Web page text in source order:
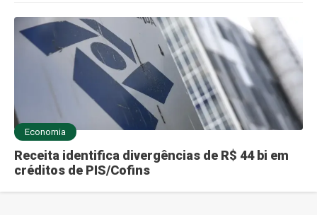
Economia
Receita identifica divergências de R$ 44 bi em
créditos de PIS/Cofins